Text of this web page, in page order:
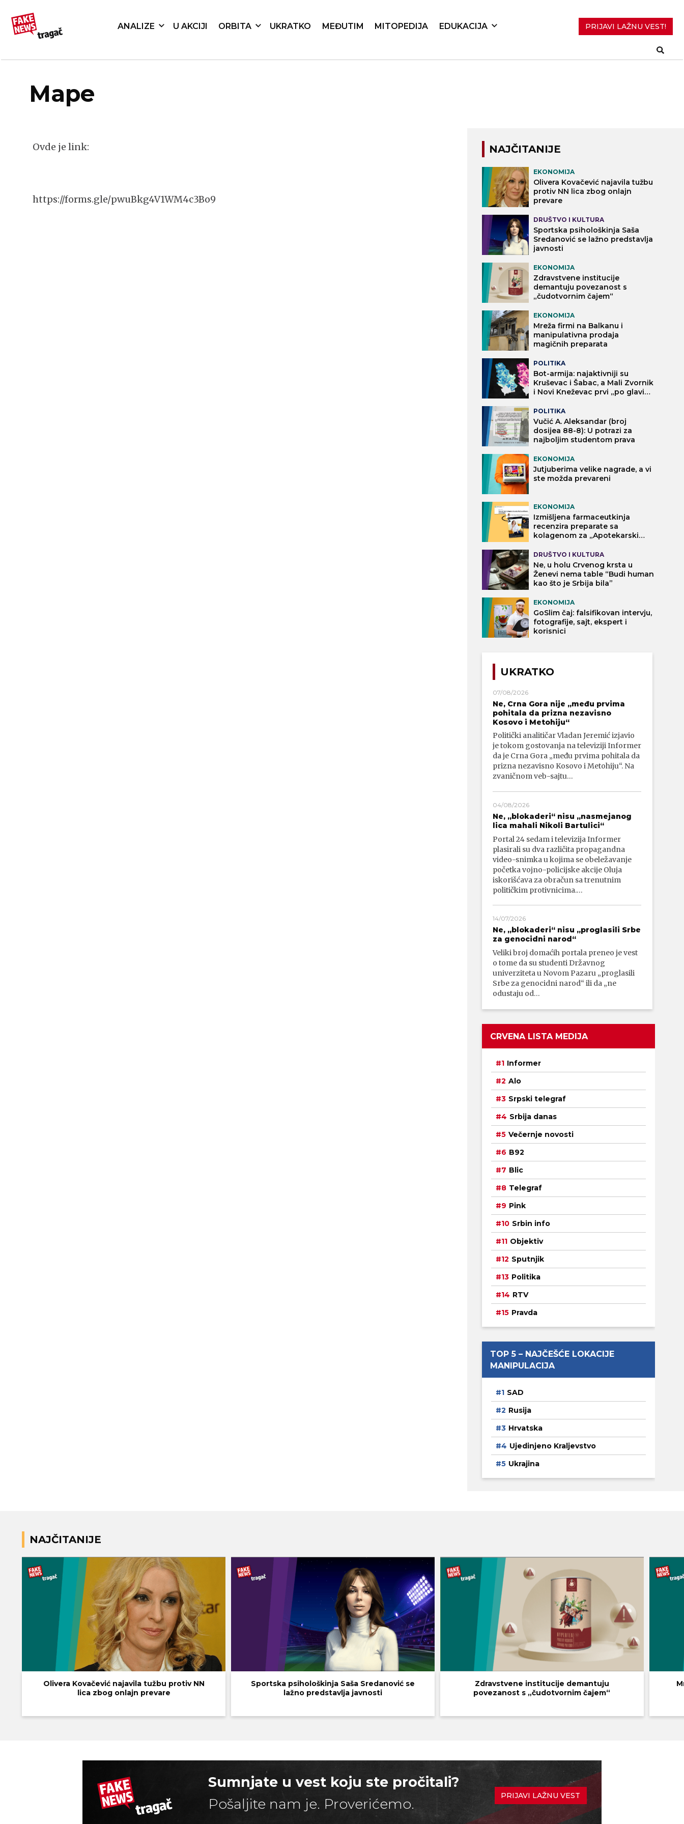
ANALIZE U AKCIJI ORBITA UKRATKO MEĐUTIM MITOPEDIJA EDUKACIJA PRIJAVI LAŽNU VEST!
Mape
Ovde je link:
https://forms.gle/pwuBkg4V1WM4c3Bo9
NAJČITANIJE
EKONOMIJA
Olivera Kovačević najavila tužbu
protiv NN lica zbog onlajn
prevare
DRUŠTVO I KULTURA
Sportska psihološkinja Saša
Sredanović se lažno predstavlja
javnosti
EKONOMIJA
Zdravstvene institucije
demantuju povezanost s
„čudotvornim čajem“
EKONOMIJA
Mreža firmi na Balkanu i
manipulativna prodaja
magičnih preparata
POLITIKA
Bot-armija: najaktivniji su
Kruševac i Šabac, a Mali Zvornik
i Novi Kneževac prvi „po glavi
POLITIKA
Vučić A. Aleksandar (broj
dosijea 88-8): U potrazi za
najboljim studentom prava
EKONOMIJA
Jutjuberima velike nagrade, a vi
ste možda prevareni
EKONOMIJA
Izmišljena farmaceutkinja
recenzira preparate sa
kolagenom za „Apotekarski
DRUŠTVO I KULTURA
Ne, u holu Crvenog krsta u
Ženevi nema table “Budi human
kao što je Srbija bila”
EKONOMIJA
GoSlim čaj: falsifikovan intervju,
fotografije, sajt, ekspert i
korisnici
UKRATKO
07/08/2026
Ne, Crna Gora nije „među prvima
pohitala da prizna nezavisno
Kosovo i Metohiju“
Politički analitičar Vladan Jeremić izjavio
je tokom gostovanja na televiziji Informer
da je Crna Gora „među prvima pohitala da
prizna nezavisno Kosovo i Metohiju“. Na
zvaničnom veb-sajtu…
04/08/2026
Ne, „blokaderi“ nisu „nasmejanog
lica mahali Nikoli Bartulici“
Portal 24 sedam i televizija Informer
plasirali su dva različita propagandna
video-snimka u kojima se obeležavanje
početka vojno-policijske akcije Oluja
iskorišćava za obračun sa trenutnim
političkim protivnicima.…
14/07/2026
Ne, „blokaderi“ nisu „proglasili Srbe
za genocidni narod“
Veliki broj domaćih portala preneo je vest
o tome da su studenti Državnog
univerziteta u Novom Pazaru „proglasili
Srbe za genocidni narod“ ili da „ne
odustaju od…
CRVENA LISTA MEDIJA
Informer
Alo
Srpski telegraf
Srbija danas
Večernje novosti
B92
Blic
Telegraf
Pink
Srbin info
Objektiv
Sputnjik
Politika
RTV
Pravda
TOP 5 – NAJČEŠĆE LOKACIJE
MANIPULACIJA
SAD
Rusija
Hrvatska
Ujedinjeno Kraljevstvo
Ukrajina
NAJČITANIJE
Olivera Kovačević najavila tužbu protiv NN
lica zbog onlajn prevare
Sportska psihološkinja Saša Sredanović se
lažno predstavlja javnosti
Zdravstvene institucije demantuju
povezanost s „čudotvornim čajem“
Sumnjate u vest koju ste pročitali?
Pošaljite nam je. Proverićemo.
PRIJAVI LAŽNU VEST